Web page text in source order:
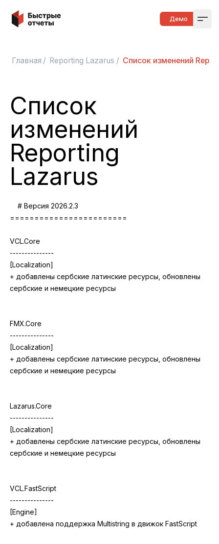
Быстрые отчеты Демо
Главная / Reporting Lazarus / Список изменений
Список
изменений
Reporting
Lazarus